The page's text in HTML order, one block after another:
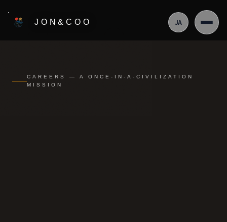
JON&COO JA
CAREERS — A ONCE-IN-A-CIVILIZATION
MISSION